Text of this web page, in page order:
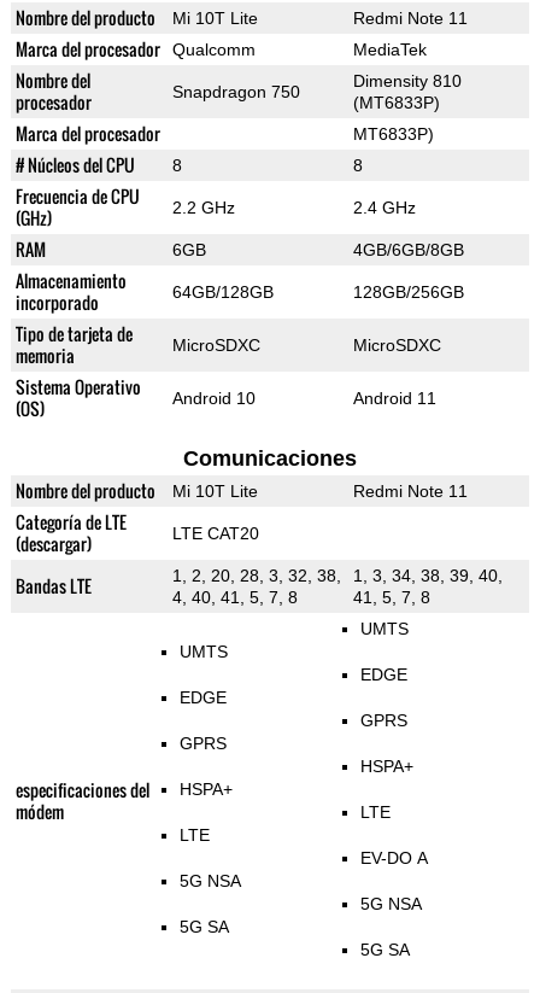
Nombre del producto Mi 10T Lite Redmi Note 11
Marca del procesador Qualcomm MediaTek
Nombre del
procesador
Snapdragon 750
Dimensity 810
(MT6833P)
Marca del procesador MT6833P)
# Núcleos del CPU 8 8
Frecuencia de CPU
(GHz)
2.2 GHz 2.4 GHz
RAM 6GB 4GB/6GB/8GB
Almacenamiento
incorporado
64GB/128GB 128GB/256GB
Tipo de tarjeta de
memoria
MicroSDXC MicroSDXC
Sistema Operativo
(OS)
Android 10 Android 11
Comunicaciones
Nombre del producto Mi 10T Lite Redmi Note 11
Categoría de LTE
(descargar)
LTE CAT20
Bandas LTE
1, 2, 20, 28, 3, 32, 38,
4, 40, 41, 5, 7, 8
1, 3, 34, 38, 39, 40,
41, 5, 7, 8
especificaciones del
módem
UMTS
EDGE
GPRS
HSPA+
LTE
5G NSA
5G SA
UMTS
EDGE
GPRS
HSPA+
LTE
EV-DO A
5G NSA
5G SA